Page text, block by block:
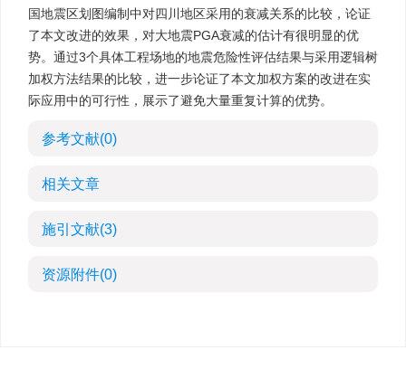
国地震区划图编制中对四川地区采用的衰减关系的比较，论证
了本文改进的效果，对大地震PGA衰减的估计有很明显的优
势。通过3个具体工程场地的地震危险性评估结果与采用逻辑树
加权方法结果的比较，进一步论证了本文加权方案的改进在实
际应用中的可行性，展示了避免大量重复计算的优势。
参考文献(0)
相关文章
施引文献(3)
资源附件(0)